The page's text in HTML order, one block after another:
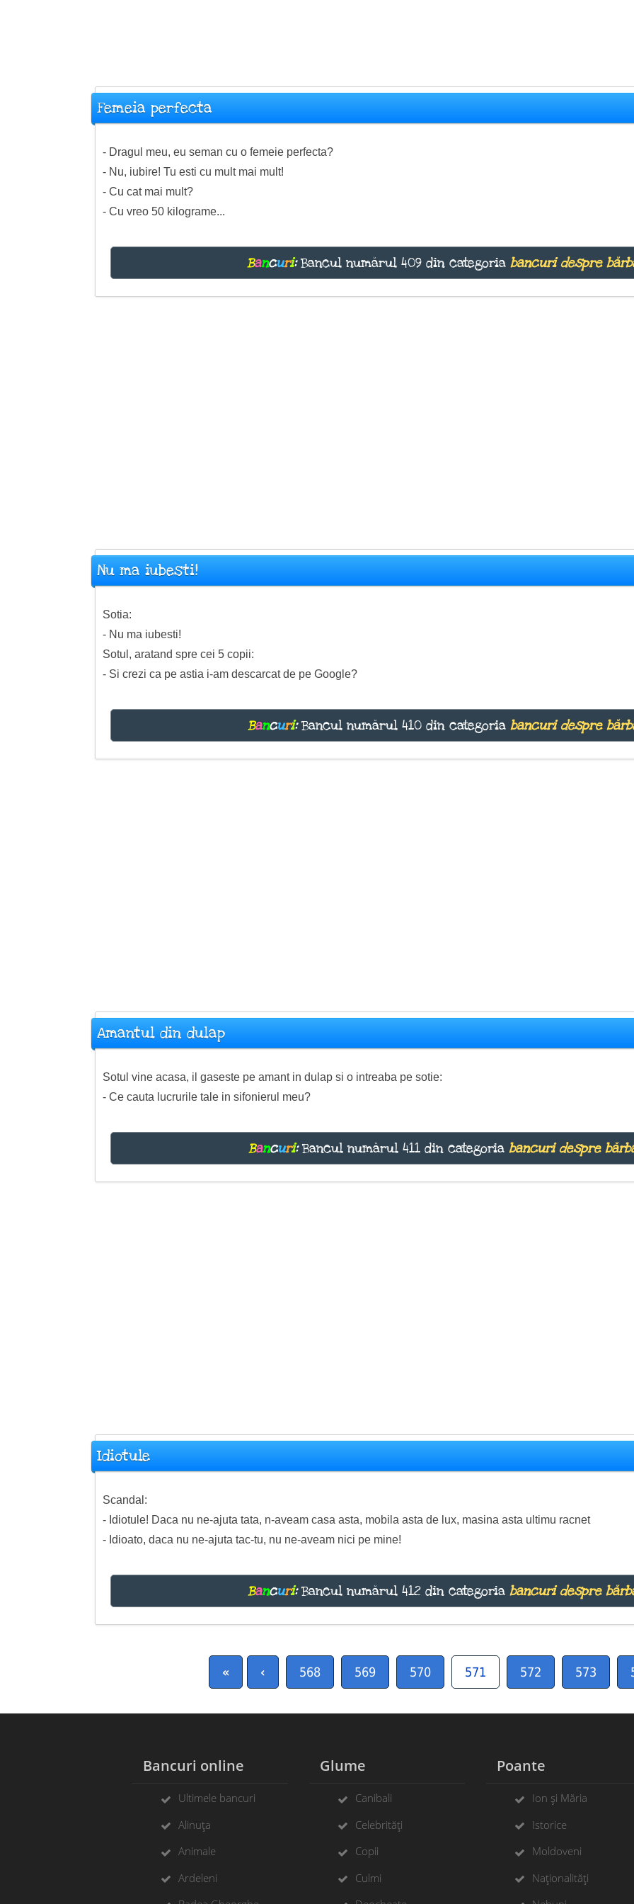
Femeia perfecta
- Dragul meu, eu seman cu o femeie perfecta?
- Nu, iubire! Tu esti cu mult mai mult!
- Cu cat mai mult?
- Cu vreo 50 kilograme...
Bancuri:Bancul numărul 409 din categoriabancuri despre
Nu ma iubesti!
Sotia:
- Nu ma iubesti!
Sotul, aratand spre cei 5 copii:
- Si crezi ca pe astia i-am descarcat de pe Google?
Bancuri:Bancul numărul 410 din categoria bancuri despre
Amantul din dulap
Sotul vine acasa, il gaseste pe amant in dulap si o intreaba pe sotie:
- Ce cauta lucrurile tale in sifonierul meu?
Bancuri:Bancul numărul 411 din categoriabancuri despre
Idiotule
Scandal:
- Idiotule! Daca nu ne-ajuta tata, n-aveam casa asta, mobila asta de lux, masina asta ultimu racnet
- Idioato, daca nu ne-ajuta tac-tu, nu ne-aveam nici pe mine!
Bancuri:Bancul numărul 412 din categoriabancuri despre
« ‹ 568 569 570 571 572 573
Bancuri online
Ultimele bancuri
Alinuța
Animale
Ardeleni
Glume
Canibali
Celebrități
Copii
Culmi
Poante
Ion și Măria
Istorice
Moldoveni
Naționalități